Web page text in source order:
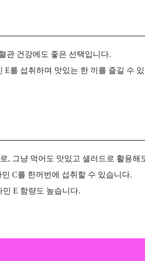
관 건강에도 좋은 선택입니다.
E를 섭취하며 맛있는 한 끼를 즐길 수
, 그냥 먹어도 맛있고 샐러드로 활용해
C를 한꺼번에 섭취할 수 있습니다.
E 함량도 높습니다.